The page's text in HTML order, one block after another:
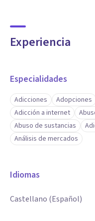
Experiencia
Especialidades
Adicciones Adopciones
Adicción a internet
Abuso de sustancias
Análisis de mercados
Idiomas
Castellano (Español)